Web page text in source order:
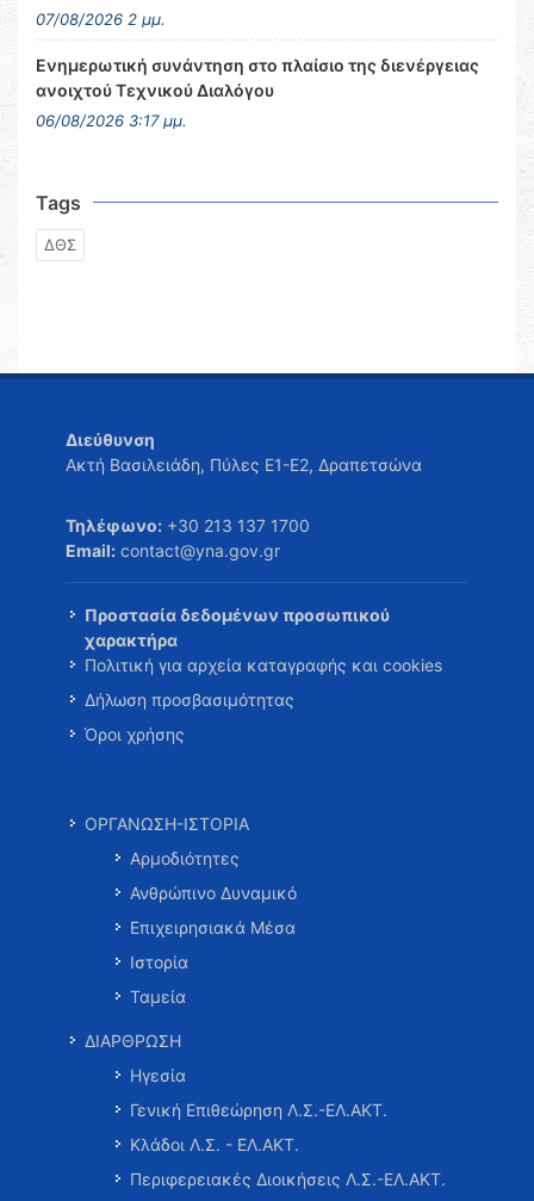
07/08/2026 2 μμ.
Ενημερωτική συνάντηση στο πλαίσιο της διενέργειας
ανοιχτού Τεχνικού Διαλόγου
06/08/2026 3:17 μμ.
Tags
ΔΘΣ
Διεύθυνση
Ακτή Βασιλειάδη, Πύλες Ε1-Ε2, Δραπετσώνα
Τηλέφωνο: +30 213 137 1700
Email: contact@yna.gov.gr
Προστασία δεδομένων προσωπικού
χαρακτήρα
Πολιτική για αρχεία καταγραφής και cookies
Δήλωση προσβασιμότητας
Όροι χρήσης
ΟΡΓΑΝΩΣΗ-ΙΣΤΟΡΙΑ
Αρμοδιότητες
Ανθρώπινο Δυναμικό
Επιχειρησιακά Μέσα
Ιστορία
Ταμεία
ΔΙΑΡΘΡΩΣΗ
Ηγεσία
Γενική Επιθεώρηση Λ.Σ.-ΕΛ.ΑΚΤ.
Κλάδοι Λ.Σ. - ΕΛ.ΑΚΤ.
Περιφερειακές Διοικήσεις Λ.Σ.-ΕΛ.ΑΚΤ.